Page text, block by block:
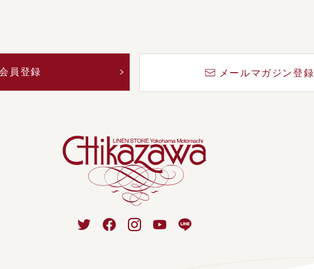
員登録 メールマガジン登録